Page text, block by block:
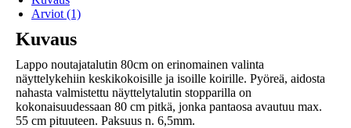
Arviot (1)
Kuvaus
Lappo noutajatalutin 80cm on erinomainen valinta
näyttelykehiin keskikokoisille ja isoille koirille. Pyöreä, aidosta
nahasta valmistettu näyttelytalutin stopparilla on
kokonaisuudessaan 80 cm pitkä, jonka pantaosa avautuu max.
55 cm pituuteen. Paksuus n. 6,5mm.